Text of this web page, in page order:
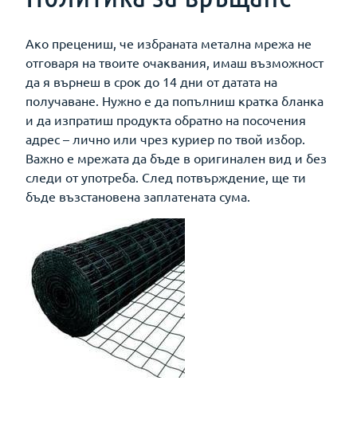
Ако прецениш, че избраната метална мрежа не
отговаря на твоите очаквания, имаш възможност
да я върнеш в срок до 14 дни от датата на
получаване. Нужно е да попълниш кратка бланка
и да изпратиш продукта обратно на посочения
адрес – лично или чрез куриер по твой избор.
Важно е мрежата да бъде в оригинален вид и без
следи от употреба. След потвърждение, ще ти
бъде възстановена заплатената сума.